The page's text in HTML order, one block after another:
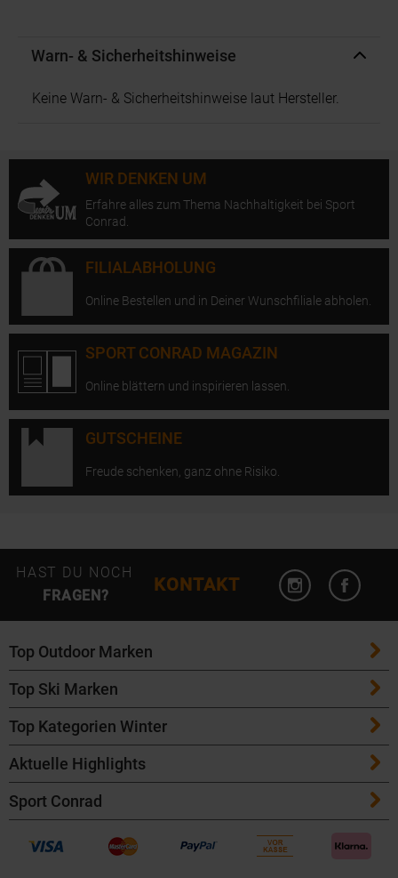
Warn- & Sicherheitshinweise
Keine Warn- & Sicherheitshinweise laut Hersteller.
WIR DENKEN UM
Erfahre alles zum Thema Nachhaltigkeit bei Sport
Conrad.
FILIALABHOLUNG
Online Bestellen und in Deiner Wunschfiliale abholen.
SPORT CONRAD MAGAZIN
Online blättern und inspirieren lassen.
GUTSCHEINE
Freude schenken, ganz ohne Risiko.
HAST DU NOCH
FRAGEN?
KONTAKT
Instagram
Top Outdoor Marken
Patagonia
Maloja
Salomon
Icebreaker
Garmin
Top Ski Marken
ATK Bindungen
K2 Ski
Völkl Ski
Fischer Ski
Top Kategorien Winter
Ski
Skitouren Ski
Langlaufski
Aktuelle Highlights
Maloja Fahrradbekleidung
Bike Helme von POC
Sport Conrad
Kontakt